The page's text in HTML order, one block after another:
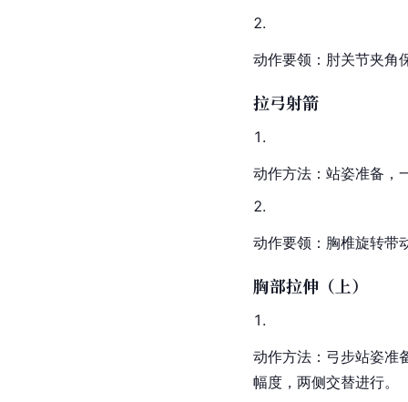
动作要领：肘关节夹角
拉弓射箭
动作方法：站姿准备，
动作要领：胸椎旋转带
胸部拉伸（上）
动作方法：弓步站姿准
幅度，两侧交替进行。